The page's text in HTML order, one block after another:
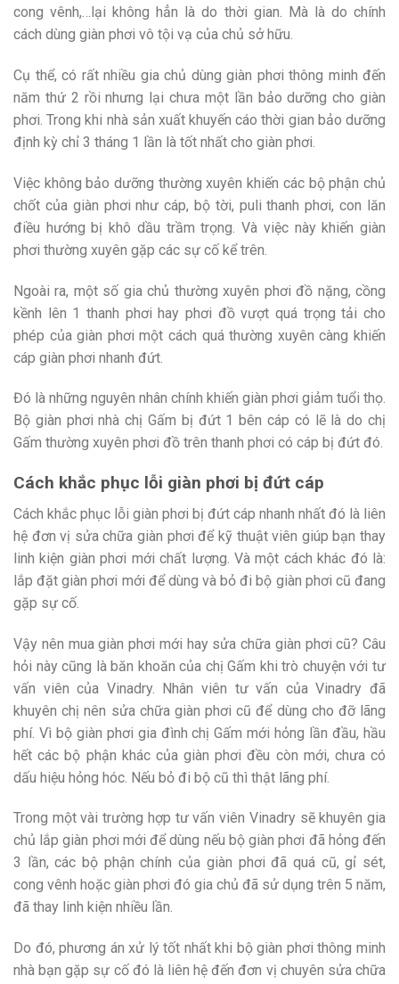
cong vênh,…lại không hẳn là do thời gian. Mà là do chính
cách dùng giàn phơi vô tội vạ của chủ sở hữu.
Cụ thể, có rất nhiều gia chủ dùng giàn phơi thông minh đến
năm thứ 2 rồi nhưng lại chưa một lần bảo dưỡng cho giàn
phơi. Trong khi nhà sản xuất khuyến cáo thời gian bảo dưỡng
định kỳ chỉ 3 tháng 1 lần là tốt nhất cho giàn phơi.
Việc không bảo dưỡng thường xuyên khiến các bộ phận chủ
chốt của giàn phơi như cáp, bộ tời, puli thanh phơi, con lăn
điều hướng bị khô dầu trầm trọng. Và việc này khiến giàn
phơi thường xuyên gặp các sự cố kể trên.
Ngoài ra, một số gia chủ thường xuyên phơi đồ nặng, cồng
kềnh lên 1 thanh phơi hay phơi đồ vượt quá trọng tải cho
phép của giàn phơi một cách quá thường xuyên càng khiến
cáp giàn phơi nhanh đứt.
Đó là những nguyên nhân chính khiến giàn phơi giảm tuổi thọ.
Bộ giàn phơi nhà chị Gấm bị đứt 1 bên cáp có lẽ là do chị
Gấm thường xuyên phơi đồ trên thanh phơi có cáp bị đứt đó.
Cách khắc phục lỗi giàn phơi bị đứt cáp
Cách khắc phục lỗi giàn phơi bị đứt cáp nhanh nhất đó là liên
hệ đơn vị sửa chữa giàn phơi để kỹ thuật viên giúp bạn thay
linh kiện giàn phơi mới chất lượng. Và một cách khác đó là:
lắp đặt giàn phơi mới để dùng và bỏ đi bộ giàn phơi cũ đang
gặp sự cố.
Vậy nên mua giàn phơi mới hay sửa chữa giàn phơi cũ? Câu
hỏi này cũng là băn khoăn của chị Gấm khi trò chuyện với tư
vấn viên của Vinadry. Nhân viên tư vấn của Vinadry đã
khuyên chị nên sửa chữa giàn phơi cũ để dùng cho đỡ lãng
phí. Vì bộ giàn phơi gia đình chị Gấm mới hỏng lần đầu, hầu
hết các bộ phận khác của giàn phơi đều còn mới, chưa có
dấu hiệu hỏng hóc. Nếu bỏ đi bộ cũ thì thật lãng phí.
Trong một vài trường hợp tư vấn viên Vinadry sẽ khuyên gia
chủ lắp giàn phơi mới để dùng nếu bộ giàn phơi đã hỏng đến
3 lần, các bộ phận chính của giàn phơi đã quá cũ, gỉ sét,
cong vênh hoặc giàn phơi đó gia chủ đã sử dụng trên 5 năm,
đã thay linh kiện nhiều lần.
Do đó, phương án xử lý tốt nhất khi bộ giàn phơi thông minh
nhà bạn gặp sự cố đó là liên hệ đến đơn vị chuyên sửa chữa